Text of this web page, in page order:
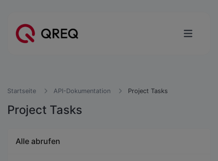
Startseite API-Dokumentation Project Tasks
Project Tasks
Alle abrufen